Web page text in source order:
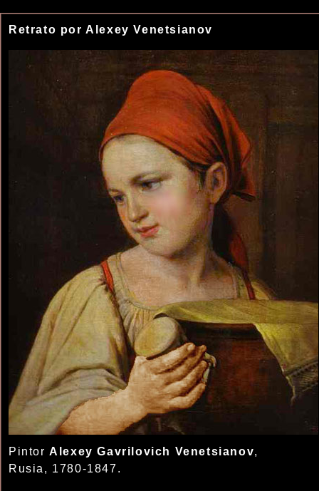
Retrato por Alexey Venetsianov
PintorAlexey Gavrilovich Venetsianov,
Rusia, 1780-1847.